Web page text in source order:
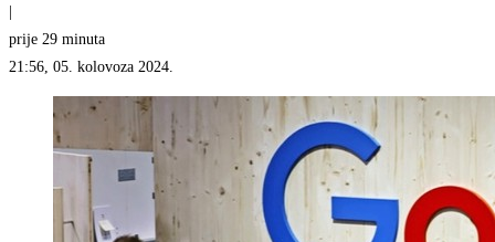
prije 29 minuta
21:56, 05. kolovoza 2024.